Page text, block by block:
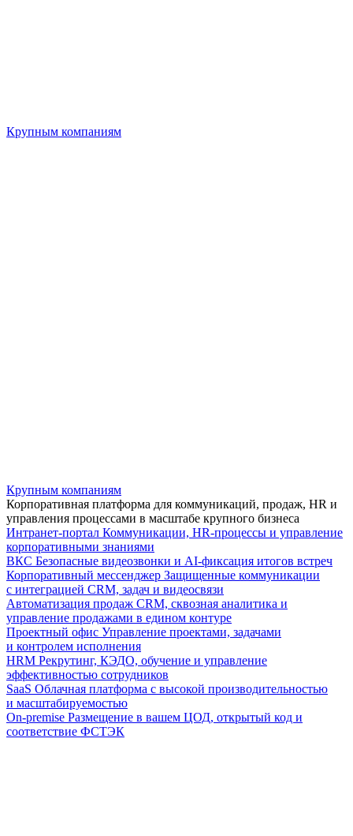
Крупным компаниям
Крупным компаниям
Корпоративная платформа для коммуникаций, продаж, HR и
управления процессами в масштабе крупного бизнеса
Интранет-портал Коммуникации, HR-процессы и управление
корпоративными знаниями
ВКС Безопасные видеозвонки и AI-фиксация итогов встреч
Корпоративный мессенджер Защищенные коммуникации
с интеграцией CRM, задач и видеосвязи
Автоматизация продаж CRM, сквозная аналитика и
управление продажами в едином контуре
Проектный офис Управление проектами, задачами
и контролем исполнения
HRM Рекрутинг, КЭДО, обучение и управление
эффективностью сотрудников
SaaS Облачная платформа с высокой производительностью
и масштабируемостью
On-premise Размещение в вашем ЦОД, открытый код и
соответствие ФСТЭК